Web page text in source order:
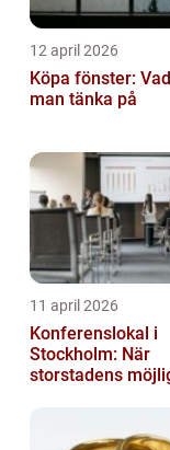
12 april 2026
Köpa fönster:
man tänka på
11 april 2026
Konferenslokal i
Stockholm: När
storstadens